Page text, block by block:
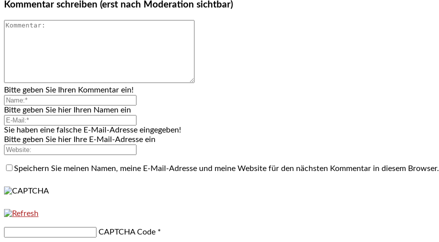
Kommentar schreiben (erst nach Moderation sichtbar)
Bitte geben Sie Ihren Kommentar ein!
Bitte geben Sie hier Ihren Namen ein
Sie haben eine falsche E-Mail-Adresse eingegeben!
Bitte geben Sie hier Ihre E-Mail-Adresse ein
Speichern Sie meinen Namen, meine E-Mail-Adresse und meine Website für den nächsten Kommentar in diesem Browser.
CAPTCHA Code *